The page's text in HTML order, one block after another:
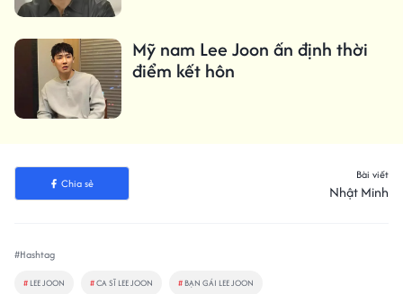
Mỹ nam Lee Joon ấn định thời
điểm kết hôn
Chia sẻ
Bài viết
Nhật Minh
#Hashtag
# LEE JOON #CA SĨ LEE JOON # BẠN GÁI LEE JOON